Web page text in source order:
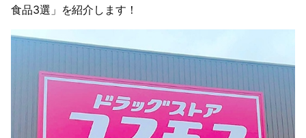
食品3選」を紹介します！